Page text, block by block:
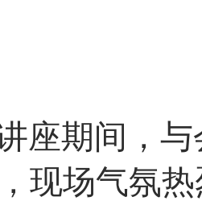
座期间，
现场气氛